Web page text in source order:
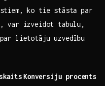
ko tie stāsta par
var izveidot tabulu,
lietotāju uzvedību
Konversiju procents